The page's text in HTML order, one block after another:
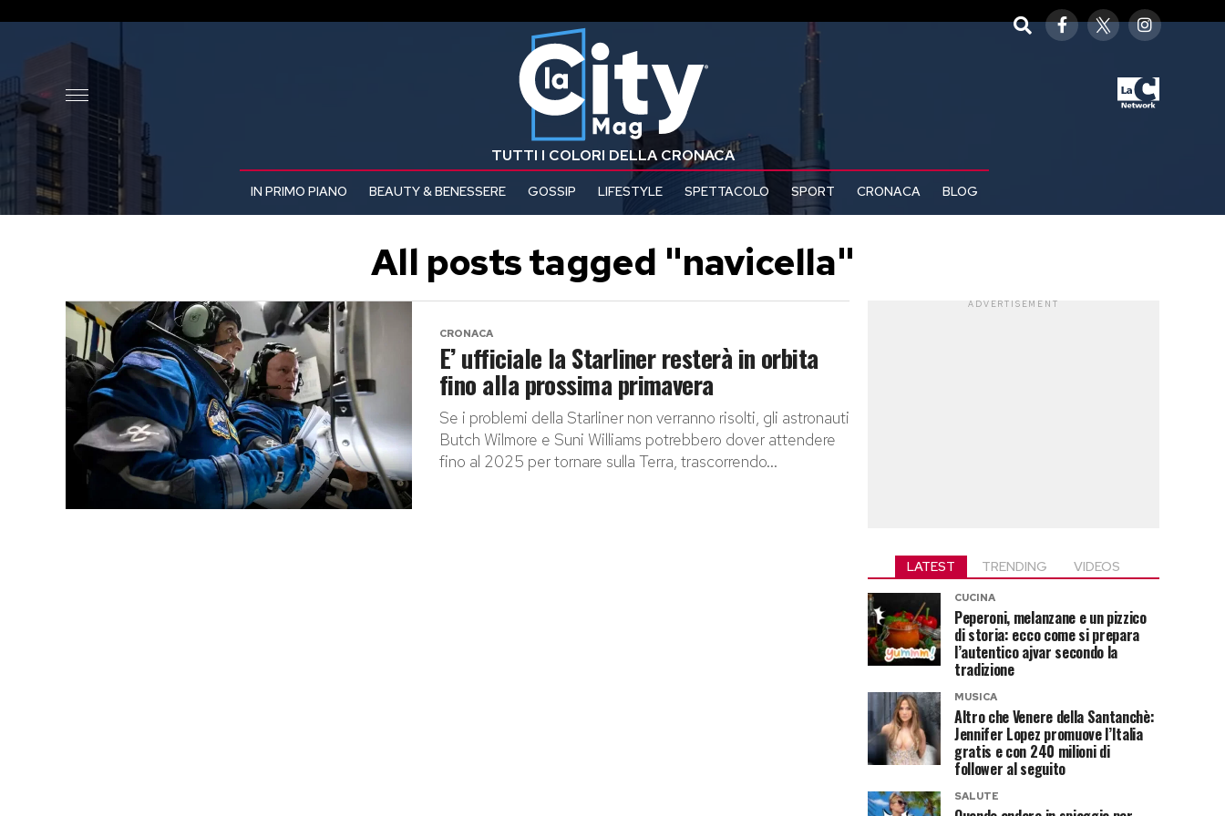
TUTTI I COLORI DELLA CRONACA
IN PRIMO PIANO BEAUTY & BENESSERE GOSSIP LIFESTYLE SPETTACOLO SPORT CRONACA BLOG
All posts tagged "navicella"
CRONACA
E’ ufficiale la Starliner resterà in orbita
fino alla prossima primavera
Se i problemi della Starliner non verranno risolti, gli astronauti
Butch Wilmore e Suni Williams potrebbero dover attendere
fino al 2025 per tornare sulla Terra, trascorrendo...
ADVERTISEMENT
LATEST TRENDING VIDEOS
CUCINA
Peperoni, melanzane e un pizzico
di storia: ecco come si prepara
l’autentico ajvar secondo la
tradizione
MUSICA
Altro che Venere della Santanchè:
Jennifer Lopez promuove l’Italia
gratis e con 240 milioni di
follower al seguito
SALUTE